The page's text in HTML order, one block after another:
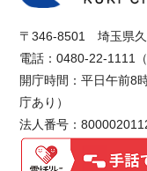
〒346-8501 埼玉県久
電話：0480-22-1111（
開庁時間：平日午前8
庁あり）
法人番号：